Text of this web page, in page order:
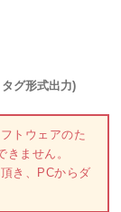
グ形式出力)
トウェアのた
ません。
き、PCからダ